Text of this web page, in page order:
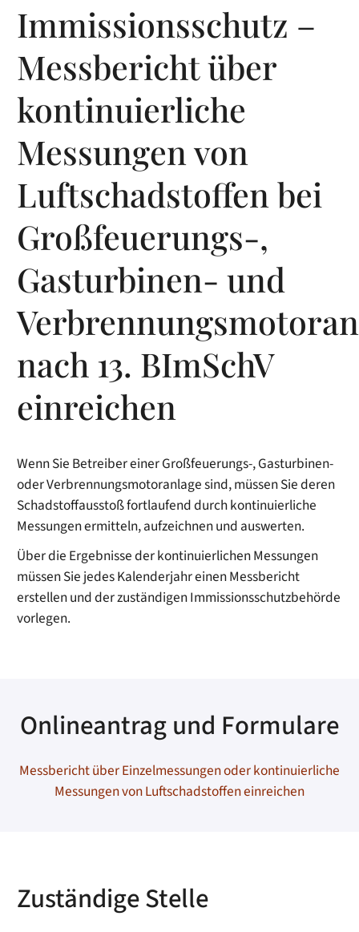
Immissionsschutz –
Messbericht über
kontinuierliche
Messungen von
Luftschadstoffen bei
Großfeuerungs-,
Gasturbinen- und
nach 13. BImSchV
einreichen
Wenn Sie Betreiber einer Großfeuerungs-, Gasturbinen-
oder Verbrennungsmotoranlage sind, müssen Sie deren
Schadstoffausstoß fortlaufend durch kontinuierliche
Messungen ermitteln, aufzeichnen und auswerten.
Über die Ergebnisse der kontinuierlichen Messungen
müssen Sie jedes Kalenderjahr einen Messbericht
erstellen und der zuständigen Immissionsschutzbehörde
vorlegen.
Onlineantrag und Formulare
Messbericht über Einzelmessungen oder kontinuierliche
Messungen von Luftschadstoffen einreichen
Zuständige Stelle